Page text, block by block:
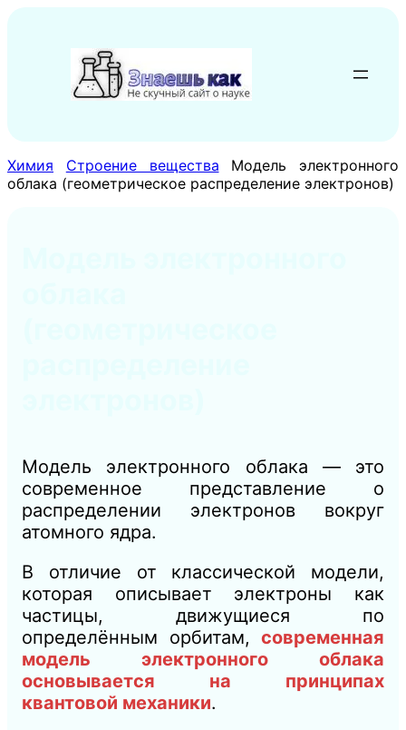
содержимому
Химия Строение вещества
Модель электронного
облака (геометрическое распределение электронов)
Модель электронного облака — это
современное представление о
распределении электронов вокруг
атомного ядра.
В отличие от классической модели,
которая описывает электроны как
частицы, движущиеся по
определённым орбитам, современная
модель электронного облака
основывается на принципах
квантовой механики.